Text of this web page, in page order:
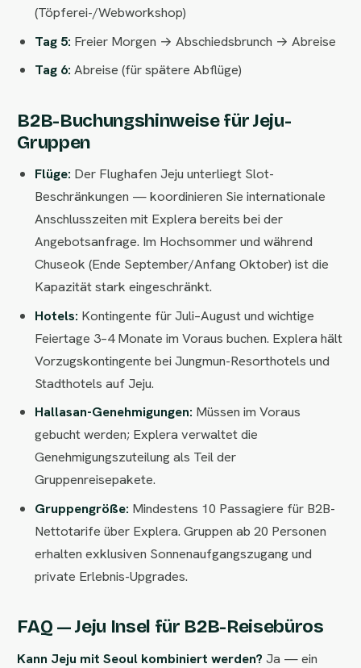
(Töpferei-/Webworkshop)
Tag 5: Freier Morgen → Abschiedsbrunch → Abreise
Tag 6: Abreise (für spätere Abflüge)
B2B-Buchungshinweise für Jeju-
Gruppen
Flüge: Der Flughafen Jeju unterliegt Slot-
Beschränkungen — koordinieren Sie internationale
Anschlusszeiten mit Explera bereits bei der
Angebotsanfrage. Im Hochsommer und während
Chuseok (Ende September/Anfang Oktober) ist die
Kapazität stark eingeschränkt.
Hotels: Kontingente für Juli–August und wichtige
Feiertage 3–4 Monate im Voraus buchen. Explera hält
Vorzugskontingente bei Jungmun-Resorthotels und
Stadthotels auf Jeju.
Hallasan-Genehmigungen: Müssen im Voraus
gebucht werden; Explera verwaltet die
Genehmigungszuteilung als Teil der
Gruppenreisepakete.
Gruppengröße: Mindestens 10 Passagiere für B2B-
Nettotarife über Explera. Gruppen ab 20 Personen
erhalten exklusiven Sonnenaufgangszugang und
private Erlebnis-Upgrades.
FAQ — Jeju Insel für B2B-Reisebüros
Kann Jeju mit Seoul kombiniert werden? Ja — ein